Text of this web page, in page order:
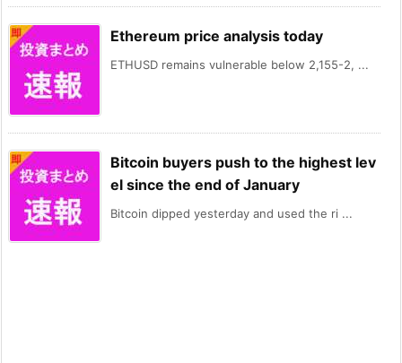
Ethereum price analysis today
ETHUSD remains vulnerable below 2,155-2, ...
Bitcoin buyers push to the highest lev
el since the end of January
Bitcoin dipped yesterday and used the ri ...